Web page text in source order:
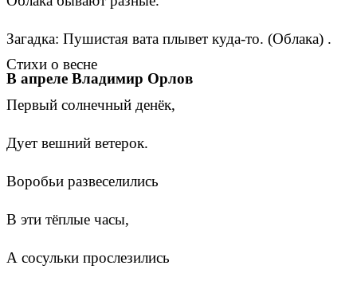
Загадка: Пушистая вата плывет куда-то. (Облака) .
Стихи о весне
В апреле Владимир Орлов
Первый солнечный денёк,
Дует вешний ветерок.
Воробьи развеселились
В эти тёплые часы,
А сосульки прослезились